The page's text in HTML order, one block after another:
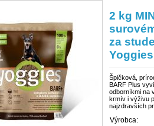
2 kg
za
Yoggies
Špičková,
BARF Plus
odborníkmi na
krmív i výživu
najzdravších
Výrobca: